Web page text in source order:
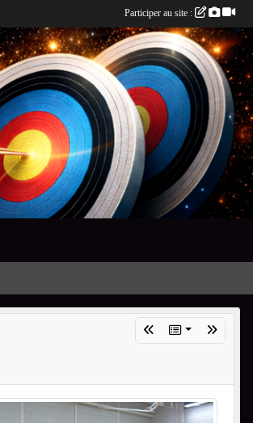
Participer au site :